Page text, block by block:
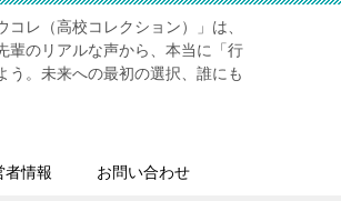
レ（高校コレクション）」は、
輩のリアルな声から、本当に「行
う。未来への最初の選択、誰にも
者情報 お問い合わせ